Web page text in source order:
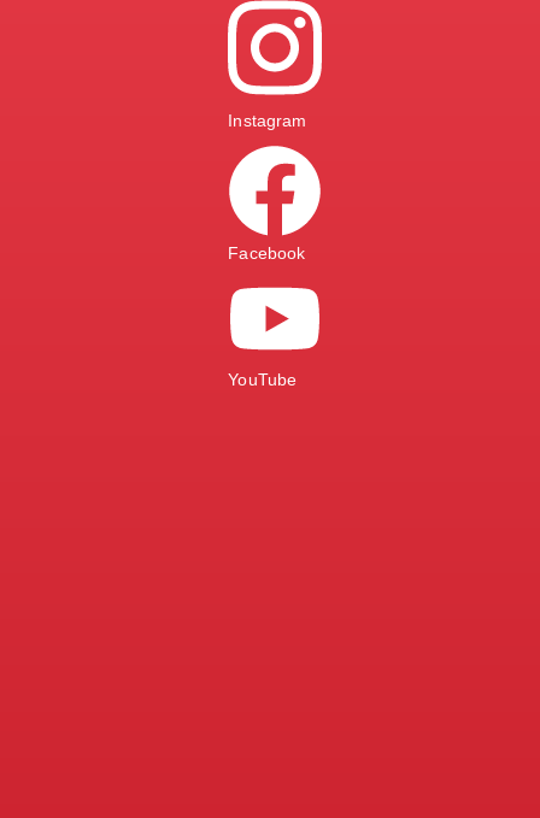
Instagram
Facebook
YouTube